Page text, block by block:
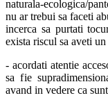
naturala-ecologica/
nu ar trebui sa faceti
incerca sa purtati
exista riscul sa aveti
- acordati atentie
sa fie
avand in vedere ca